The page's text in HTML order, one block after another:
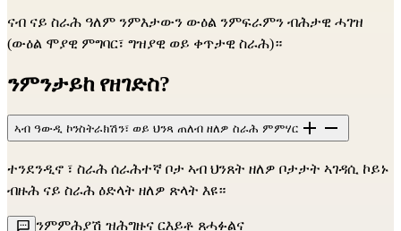
ናብ ናይ ስራሕ ዓለም ንምእታውን ውዕል ንምፍራምን ብሕታዊ ሓገዝ
(ውዕል ሞያዊ ምግባር፣ ግዝያዊ ወይ ቀጥታዊ ስራሕ)።
ንምንታይከ የዘገድስ?
ኣብ ዓውዲ ኮንስትራክሽን፣ ወይ ህንጻ ጠለብ ዘለዎ ስራሕ ምምሃር
ተንደንዲኖ ፣ ስራሕ ሰራሕተኛ ቦታ ኣብ ህንጸት ዘለዎ ቦታታት ኣገዳሲ ኮይኑ
ብዙሕ ናይ ስራሕ ዕድላት ዘለዎ ጽላት እዩ።
ንምምሕያሽ ዝሕግዙና ርእይቶ ጸሓፉልና